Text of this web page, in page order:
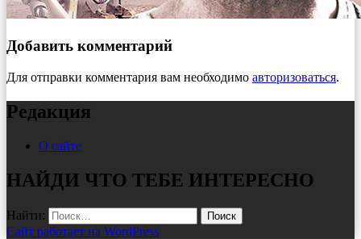
Добавить комментарий
Для отправки комментария вам необходимо авторизоваться.
Редакция
О сайте
НАЙДИ ЧТО ТЕБЕ ИНТЕРЕСНО
Найти:
Сайт работает на WordPress